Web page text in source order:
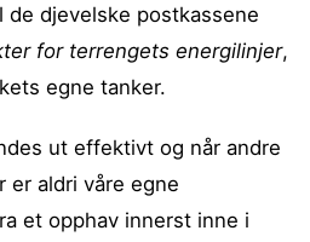
de djevelske postkassene
for terrengets energilinjer,
egne tanker.
ut effektivt og når andre
er aldri våre egne
et opphav innerst inne i